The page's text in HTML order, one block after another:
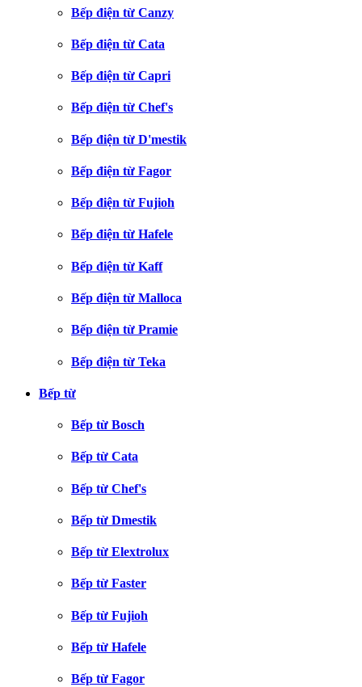
Bếp điện từ Canzy
Bếp điện từ Cata
Bếp điện từ Capri
Bếp điện từ Chef's
Bếp điện từ D'mestik
Bếp điện từ Fagor
Bếp điện từ Fujioh
Bếp điện từ Hafele
Bếp điện từ Kaff
Bếp điện từ Malloca
Bếp điện từ Pramie
Bếp điện từ Teka
Bếp từ
Bếp từ Bosch
Bếp từ Cata
Bếp từ Chef's
Bếp từ Dmestik
Bếp từ Elextrolux
Bếp từ Faster
Bếp từ Fujioh
Bếp từ Hafele
Bếp từ Fagor